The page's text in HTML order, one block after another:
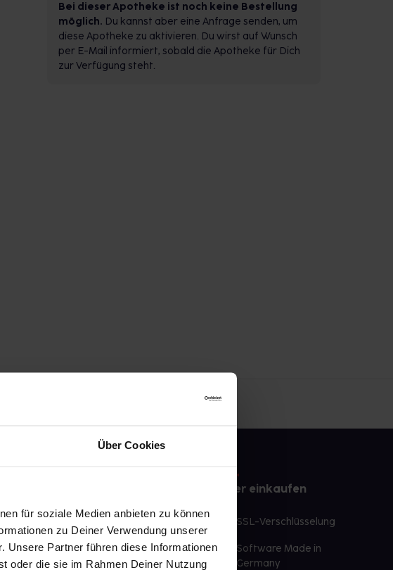
Über Cookies
für soziale Medien anbieten zu können
zu Deiner Verwendung unserer
Unsere Partner führen diese Informationen
oder die sie im Rahmen Deiner Nutzung
Bei dieser Apotheke ist noch keine Bestellung
möglich. Du kannst aber eine Anfrage senden, um
diese Apotheke zu aktivieren. Du wirst auf Wunsch
per E-Mail informiert, sobald die Apotheke für Dich
zur Verfügung steht.
Ausgewählte Wunschprodukte
sofort abholbereit
Lieferung für sofort verfügbare
Sicher einkaufen
SSL-Verschlüsselung
Software Made in
Germany